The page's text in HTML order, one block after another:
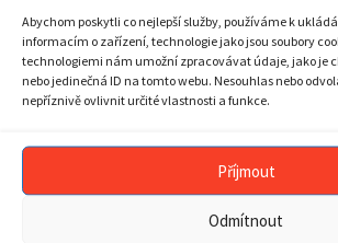
Abychom poskytli co nejlepší služby, používáme k
informacím o zařízení, technologie jako jsou soubory
technologiemi nám umožní zpracovávat údaje, jako je
nebo jedinečná ID na tomto webu. Nesouhlas nebo
nepříznivě ovlivnit určité vlastnosti a funkce.
Příjmout
Odmítnout
17
18 19 20 21
24
25 26 27 28
31
1 2 3 4
Back
calendar
ARCHIV AKTUALIT